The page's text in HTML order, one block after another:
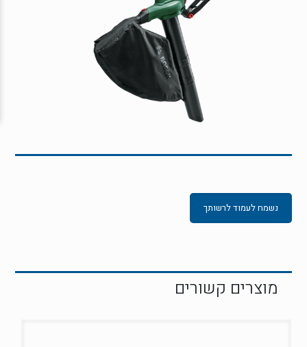
נשמח לעמוד לרשותך